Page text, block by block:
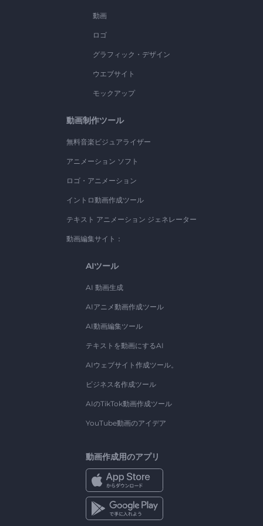
動画
ロゴ
グラフィック・デザイン
ウエブサイト
モックアップ
動画制作ツール
無料音楽ビジュアライザー
アニメーション ソフト
ロゴ・アニメーション
イントロ動画作成ツール
テキスト アニメーション ジェネレーター
動画編集サイト：
AIツール
AI 動画生成
AIアニメ動画作成ツール
AI動画編集ツール
テキストを動画にするAI
AIウェブサイト作成ツール。
ビジネス名作成ツール
AIのTikTok動画作成ツール
YouTube動画のアイデア
動画作成用のアプリ